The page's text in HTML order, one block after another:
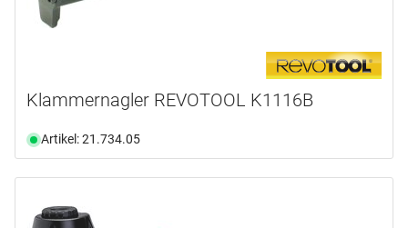
Klammernagler REVOTOOL K1116B
Artikel: 21.734.05